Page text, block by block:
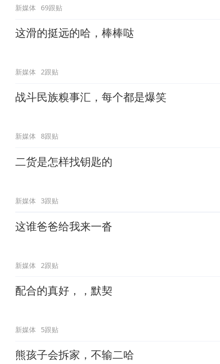
新媒体 69跟贴
这滑的挺远的哈，棒棒哒
新媒体 2跟贴
战斗民族糗事汇，每个都是爆笑
新媒体 8跟贴
二货是怎样找钥匙的
新媒体 3跟贴
这谁爸爸给我来一沓
新媒体 2跟贴
配合的真好，，默契
新媒体 5跟贴
熊孩子会拆家，不输二哈